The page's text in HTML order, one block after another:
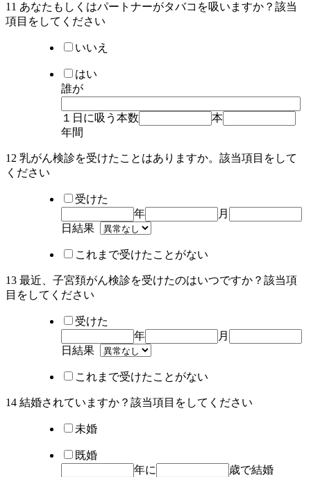
11 あなたもしくはパートナーがタバコを吸いますか？該当
項目を してください
いいえ
はい
誰が
１日に吸う本数
本
年間
12 乳がん検診を受けたことはありますか。該当項目を して
ください
受けた
年
月
日 結果
これまで受けたことがない
13 最近、子宮頚がん検診を受けたのはいつですか？該当項
目を してください
受けた
年
月
日 結果
これまで受けたことがない
14 結婚されていますか？該当項目を してください
未婚
既婚
年に
歳で結婚